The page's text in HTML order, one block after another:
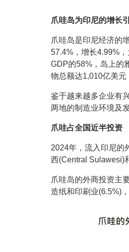
爪哇岛为印尼的增长
爪哇岛是印尼经济的
57.4%，增长4.99%
GDP的58%，岛上的
物总额达1,010亿美元
鉴于越来越多企业有
两地的制造业环境及
爪哇占全国近半投资
2024年，流入印尼的
西(Central Sulawesi)
爪哇岛的外商投资主
造纸和印刷业(6.5%)